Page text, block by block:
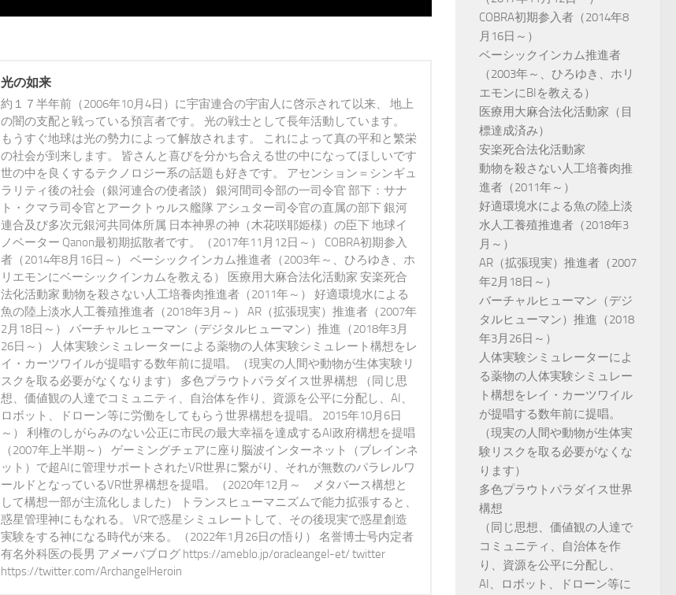
光の如来
約１７半年前（2006年10月4日）に宇宙連合の宇宙人に啓示されて以来、 地上
の闇の支配と戦っている預言者です。 光の戦士として長年活動しています。
もうすぐ地球は光の勢力によって解放されます。 これによって真の平和と繁栄
の社会が到来します。 皆さんと喜びを分かち合える世の中になってほしいです
世の中を良くするテクノロジー系の話題も好きです。 アセンション＝シンギュ
ラリティ後の社会（銀河連合の使者談） 銀河間司令部の一司令官 部下：サナ
ト・クマラ司令官とアークトゥルス艦隊 アシュター司令官の直属の部下 銀河
連合及び多次元銀河共同体所属 日本神界の神（木花咲耶姫様）の臣下 地球イ
ノベーター Qanon最初期拡散者です。（2017年11月12日～） COBRA初期参入
者（2014年8月16日～） ベーシックインカム推進者（2003年～、ひろゆき、ホ
リエモンにベーシックインカムを教える） 医療用大麻合法化活動家 安楽死合
法化活動家 動物を殺さない人工培養肉推進者（2011年～） 好適環境水による
魚の陸上淡水人工養殖推進者（2018年3月～） AR（拡張現実）推進者（2007年
2月18日～） バーチャルヒューマン（デジタルヒューマン）推進（2018年3月
26日～） 人体実験シミュレーターによる薬物の人体実験シミュレート構想をレ
イ・カーツワイルが提唱する数年前に提唱。（現実の人間や動物が生体実験リ
スクを取る必要がなくなります） 多色プラウトパラダイス世界構想 （同じ思
想、価値観の人達でコミュニティ、自治体を作り、資源を公平に分配し、AI、
ロボット、ドローン等に労働をしてもらう世界構想を提唱。 2015年10月6日
～） 利権のしがらみのない公正に市民の最大幸福を達成するAI政府構想を提唱
（2007年上半期～） ゲーミングチェアに座り脳波インターネット（ブレインネ
ット）で超AIに管理サポートされたVR世界に繋がり、それが無数のパラレルワ
ールドとなっているVR世界構想を提唱。（2020年12月～ メタバース構想と
して構想一部が主流化しました） トランスヒューマニズムで能力拡張すると、
惑星管理神にもなれる。 VRで惑星シミュレートして、その後現実で惑星創造
実験をする神になる時代が来る。（2022年1月26日の悟り） 名誉博士号内定者
有名外科医の長男 アメーバブログ https://ameblo.jp/oracleangel-et/ twitter
https://twitter.com/ArchangelHeroin
COBRA初期参入者（2014年8
月16日～）
ベーシックインカム推進者
（2003年～、ひろゆき、ホリ
エモンにBIを教える）
医療用大麻合法化活動家（目
標達成済み）
安楽死合法化活動家
動物を殺さない人工培養肉推
進者（2011年～）
好適環境水による魚の陸上淡
水人工養殖推進者（2018年3
月～）
AR（拡張現実）推進者（2007
年2月18日～）
バーチャルヒューマン（デジ
タルヒューマン）推進（2018
年3月26日～）
人体実験シミュレーターによ
る薬物の人体実験シミュレー
ト構想をレイ・カーツワイル
が提唱する数年前に提唱。
（現実の人間や動物が生体実
験リスクを取る必要がなくな
ります）
多色プラウトパラダイス世界
構想
（同じ思想、価値観の人達で
コミュニティ、自治体を作
り、資源を公平に分配し、
AI、ロボット、ドローン等に